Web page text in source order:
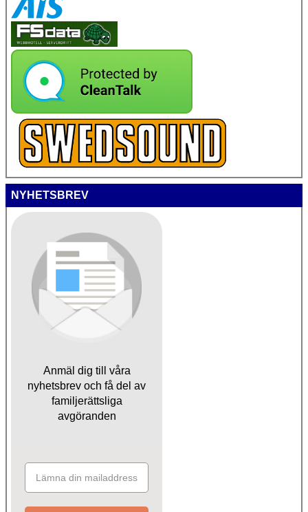
NYHETSBREV
Anmäl dig till våra
nyhetsbrev och få del av
familjerättsliga
avgöranden